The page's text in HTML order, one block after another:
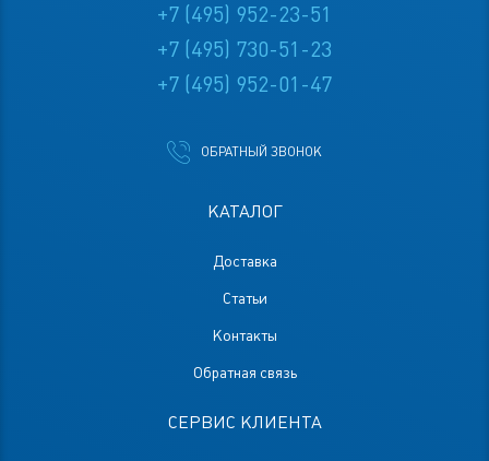
КАТАЛОГ
Доставка
Статьи
Контакты
Обратная связь
СЕРВИС КЛИЕНТА
+7 (495) 952-23-51
+7 (495) 730-51-23
+7 (495) 952-01-47
ОБРАТНЫЙ ЗВОНОК